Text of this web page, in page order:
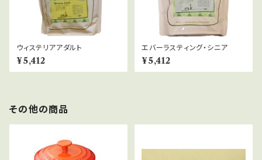
ウィステリアアダルト
¥5,412
エバーラスティング・シニア
¥5,412
その他の商品